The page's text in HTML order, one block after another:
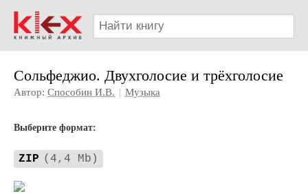
Сольфеджио. Двухголосие и трёхголосие
Автор: Способин И.В. | Музыка
Выберите формат:
ZIP (4,4 Mb)